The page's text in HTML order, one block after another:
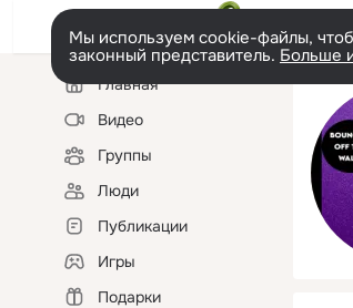
Мы используем cookie-файлы,
законный представитель. Больше
Левая
колонкаГлавная
Видео
Группы
Люди
Публикации
Игры
Подарки